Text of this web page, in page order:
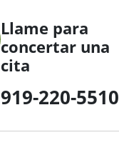
Llame para
concertar una
cita
919-220-5510